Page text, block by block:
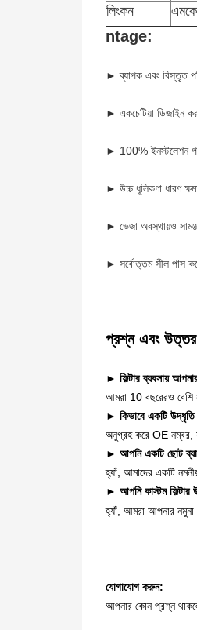
লিংকন
ntage:
► ব্যাপক এবং বিস্তৃত
► একচেটিয়া ডিজাইন
► 100% ইনস্টলেশন
► উচ্চ ধূলিকণা ধারণ
► ভেজা অবস্থায়ও
► সর্বোত্তম সীল পাস
প্রশ্ন এবং উত্তর
► ফিল্টার ব্যবসায়
আমরা 10 বছরেরও বেশি
► কিভাবে একটি উদ্ধৃতি
অনুগ্রহ করে OE নম্বর,
► আপনি একটি ছোট
হ্যাঁ, আমাদের একটি
► আপনি কাস্টম ফিল্টার
হ্যাঁ, আমরা আপনার নমুনা
যোগাযোগ করুন:
আপনার কোন প্রশ্ন